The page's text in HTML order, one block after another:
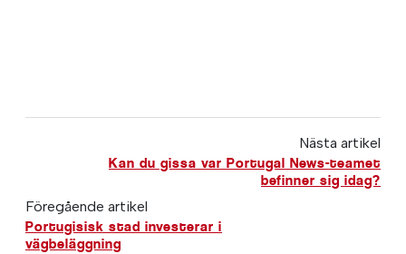
Nästa artikel
Kan du gissa var Portugal News-teamet
befinner sig idag?
Föregående artikel
Portugisisk stad investerar i
vägbeläggning